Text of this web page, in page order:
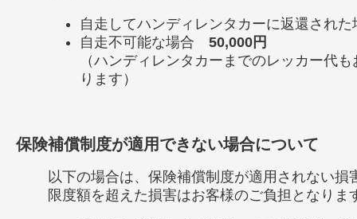
自走してハンディレンタカーに返還され
自走不可能な場合 50,000円
（ハンディレンタカーまでのレッカー代
ります）
保険補償制度が適用できない場合について
以下の場合は、保険補償制度が適用されない損
限度額を超えた損害はお客様のご負担となりま